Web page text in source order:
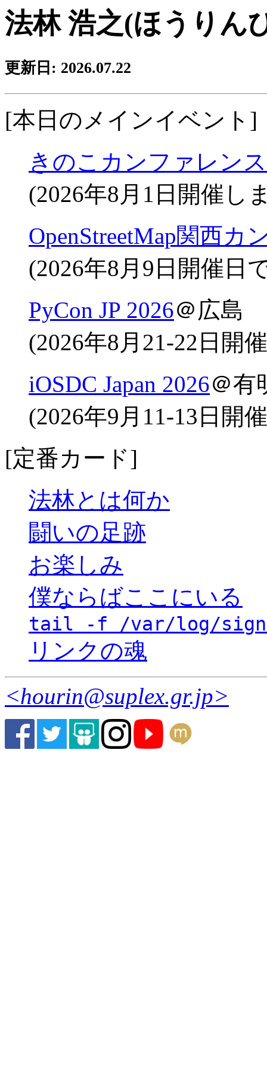
法林 浩之(ほうりん
更新日: 2026.07.22
[本日のメインイベント]
きのこカンファレン
(2026年8月1日開催し
OpenStreetMap関西カ
(2026年8月9日開催日
PyCon JP 2026＠広島
(2026年8月21-22日開
iOSDC Japan 2026＠有
(2026年9月11-13日開
[定番カード]
法林とは何か
闘いの足跡
お楽しみ
僕ならばここにいる
tail -f /var/log/
リンクの魂
<hourin@suplex.gr.jp>